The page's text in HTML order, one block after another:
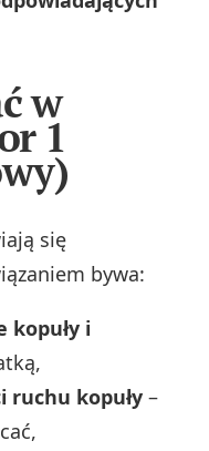
w
1
się
bywa:
kopuły i
ruchu kopuły –